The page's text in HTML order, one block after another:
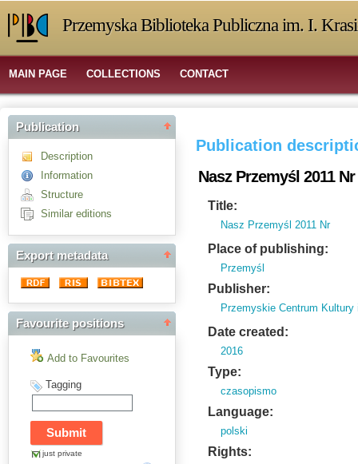
Przemyska Biblioteka Publiczna im. I.
MAIN PAGE COLLECTIONS CONTACT
Publication
Description
Information
Structure
Similar editions
Export metadata
Favourite positions
Add to Favourites
Tagging
just private
Publication
Nasz Przemyśl 2011 Nr
Title:
Nasz Przemyśl 2011 Nr
Place of publishing:
Przemyśl
Publisher:
Przemyskie Centrum
Date created:
2016
Type:
czasopismo
Language:
polski
Rights: